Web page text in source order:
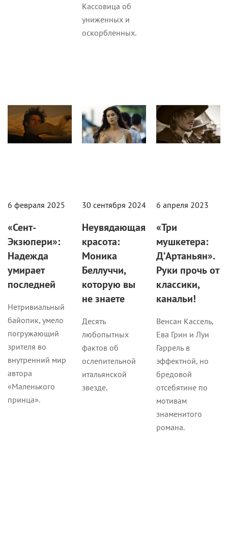
Кассовица об
униженных и
оскорбленных.
6 февраля 2025
«Сент-
Экзюпери»:
Надежда
умирает
последней
Нетривиальный
байопик, умело
погружающий
зрителя во
внутренний мир
автора
«Маленького
принца».
30 сентября 2024
Неувядающая
красота:
Моника
Беллуччи,
которую вы
не знаете
Десять
любопытных
фактов об
ослепительной
итальянской
звезде.
6 апреля 2023
«Три
мушкетера:
Д’Артаньян».
Руки прочь от
классики,
канальи!
Венсан Кассель,
Ева Грин и Луи
Гаррель в
эффектной, но
бредовой
отсебятине по
мотивам
знаменитого
романа.